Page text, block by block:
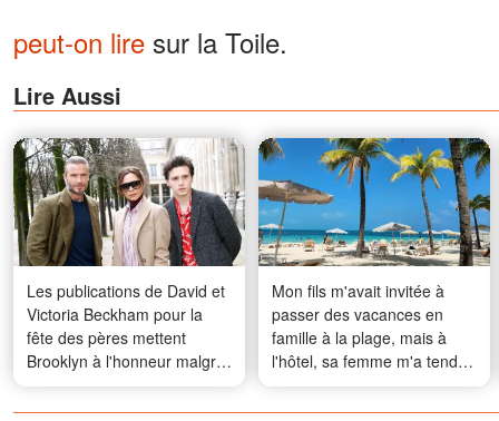
peut-on lire sur la Toile.
Lire Aussi
Les publications de David et
Victoria Beckham pour la
fête des pères mettent
Brooklyn à l'honneur malgré
leur brouille — et les
internautes ont remarqué un
Mon fils m'avait invitée à
passer des vacances en
famille à la plage, mais à
l'hôtel, sa femme m'a tendu
une liste en me disant : «
C'est pour ça qu'on t'a